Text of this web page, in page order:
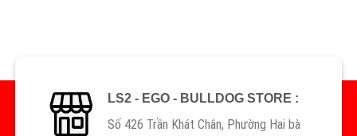
LS2 - EGO - BULLDOG STORE :
Số 426 Trần Khát Chân, Phường Hai bà